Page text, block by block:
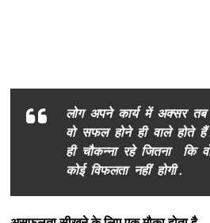
लोग अपने कार्य में अक्सर
वो सफल होने ही वाले होते
ही चौकन्ना रहे जितना कि
कोई विफलता नहीं होगी .